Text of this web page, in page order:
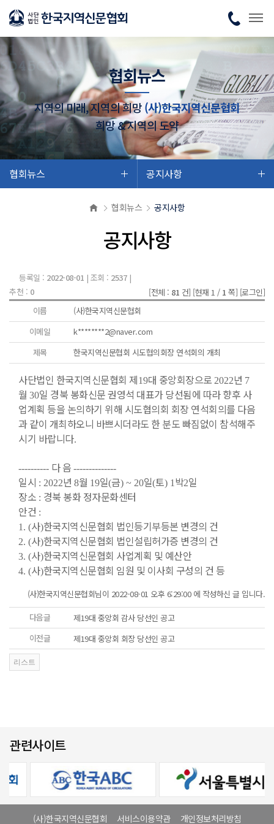
협회뉴스
지역의 미래, 지역의 희망(사)한국지역신문협회
희망 & 지역의 도약
협회뉴스 공지사항
협회뉴스 공지사항
공지사항
등록일 : 2022-08-01 | 조회 : 2537|
추천 : 0 [전체 : 81 건] [현재 1 / 1 쪽] [로그인]
이름
(사)한국지역신문협회
이메일
k********2@naver.com
제목
한국지역신문협회 시도협의회장 연석회의 개최
사단법인 한국지역신문협회 제19대 중앙회장으로 2022년 7
월 30일 경북 봉화신문 권영석 대표가 당선됨에 따라 향후 사
업계획 등을 논의하기 위해 시도협의회 회장 연석회의를 다음
과 같이 개최하오니 바쁘시더라도 한 분도 빠짐없이 참석해주
시기 바랍니다.
---------- 다 음 --------------
일시 : 2022년 8월 19일(금) ~ 20일(토) 1 박2일
장소 : 경북 봉화 정자문화센터
안건 :
1. (사)한국지역신문협회 법인등기부등본 변경의 건
2. (사)한국지역신문협회 법인설립허가증 변경의 건
3. (사)한국지역신문협회 사업계획 및 예산안
4. (사)한국지역신문협회 임원 및 이사회 구성의 건 등
(사)한국지역신문협회님이 2022-08-01 오후 6:29:00 에 작성하신 글 입니다.
다음글
제19대 중앙회 감사 당선인 공고
이전글
제19대 중앙회 회장 당선인 공고
관련사이트
(사)한국지역신문협회 서비스이용약관 개인정보처리방침